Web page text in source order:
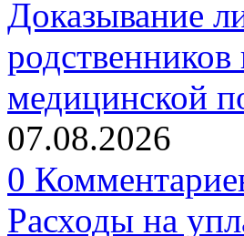
Доказывание
родственников
медицинской
07.08.2026
0
Расходы на